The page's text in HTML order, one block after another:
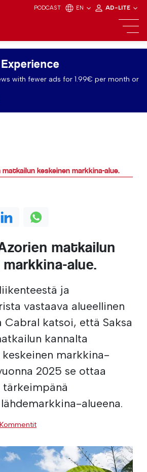
PODCAST EN AD-LITE
with fewer ads for 1.99€ per month or
keskeinen markkina-alue.
matkailun
alue.
ja
vastaava alueellinen
Cabral katsoi, että Saksa
kannalta
markkina-
2025 se ottaa
alueena.